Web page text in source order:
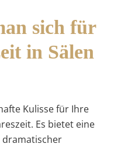
sich für
in Sälen
Kulisse für Ihre
Es bietet eine
dramatischer